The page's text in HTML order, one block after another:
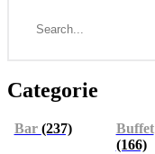
Categorie
Bar (237)
Buffet
(166)